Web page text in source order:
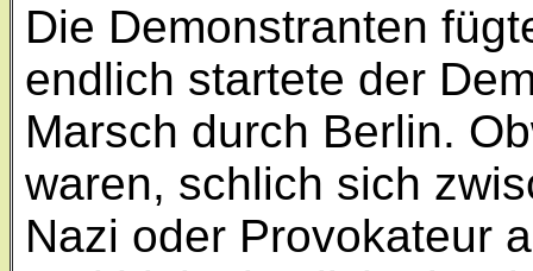
Die Demonstranten
endlich startete der
Marsch durch Berlin.
waren, schlich sich
Nazi oder Provokateur